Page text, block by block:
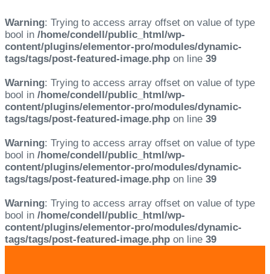
Warning: Trying to access array offset on value of type
bool in /home/condell/public_html/wp-
content/plugins/elementor-pro/modules/dynamic-
tags/tags/post-featured-image.php on line 39
Warning: Trying to access array offset on value of type
bool in /home/condell/public_html/wp-
content/plugins/elementor-pro/modules/dynamic-
tags/tags/post-featured-image.php on line 39
Warning: Trying to access array offset on value of type
bool in /home/condell/public_html/wp-
content/plugins/elementor-pro/modules/dynamic-
tags/tags/post-featured-image.php on line 39
Warning: Trying to access array offset on value of type
bool in /home/condell/public_html/wp-
content/plugins/elementor-pro/modules/dynamic-
tags/tags/post-featured-image.php on line 39